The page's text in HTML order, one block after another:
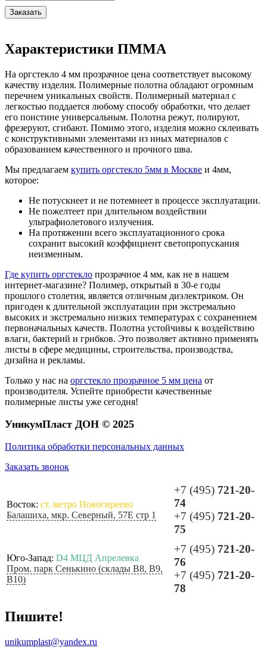
Характеристики ПММА
На оргстекло 4 мм прозрачное цена соответствует высокому
качеству изделия. Полимерные полотна обладают огромным
перечнем уникальных свойств. Полимерный материал с
легкостью поддается любому способу обработки, что делает
его поистине универсальным. Полотна режут, полируют,
фрезеруют, сгибают. Помимо этого, изделия можно склеивать
с конструктивными элементами из иных материалов с
образованием качественного и прочного шва.
Мы предлагаем купить оргстекло 5мм в Москве и 4мм,
которое:
Не потускнеет и не потемнеет в процессе эксплуатации.
Не пожелтеет при длительном воздействии
ультрафиолетового излучения.
На протяжении всего эксплуатационного срока
сохранит высокий коэффициент светопропускания
неизменным.
Где купить оргстекло прозрачное 4 мм, как не в нашем
интернет-магазине? Полимер, открытый в 30-е годы
прошлого столетия, является отличным диэлектриком. Он
пригоден к длительной эксплуатации при экстремально
высоких и экстремально низких температурах с сохранением
первоначальных качеств. Полотна устойчивы к воздействию
влаги, бактерий и грибков. Это позволяет активно применять
листы в сфере медицины, строительства, производства,
дизайна и рекламы.
Только у нас на оргстекло прозрачное 5 мм цена от
производителя. Успейте приобрести качественные
полимерные листы уже сегодня!
УникумПласт ДОН © 2025
Политика обработки персональных данных
Заказать звонок
Восток: ст. метро Новогиреево
Балашиха, мкр. Северный, 57Е стр 1
+7 (495) 721-20-
74
+7 (495) 721-20-
75
Юго-Запад: D4 МЦД Апрелевка
Пром. парк Сенькино (склады B8, B9,
B10)
+7 (495) 721-20-
76
+7 (495) 721-20-
78
Пишите!
unikumplast@yandex.ru